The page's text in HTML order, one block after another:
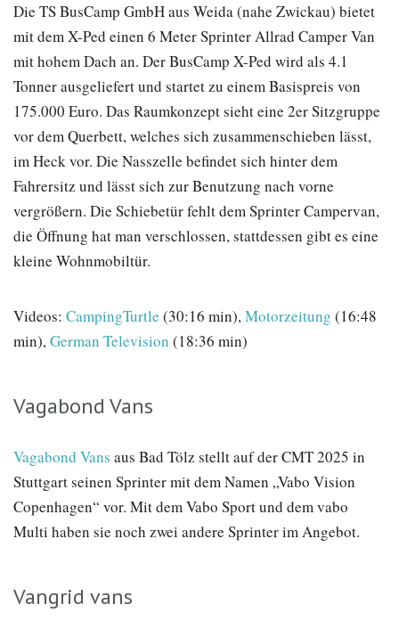
Die TS BusCamp GmbH aus Weida (nahe Zwickau) bietet
mit dem X-Ped einen 6 Meter Sprinter Allrad Camper Van
mit hohem Dach an. Der BusCamp X-Ped wird als 4.1
Tonner ausgeliefert und startet zu einem Basispreis von
175.000 Euro. Das Raumkonzept sieht eine 2er Sitzgruppe
vor dem Querbett, welches sich zusammenschieben lässt,
im Heck vor. Die Nasszelle befindet sich hinter dem
Fahrersitz und lässt sich zur Benutzung nach vorne
vergrößern. Die Schiebetür fehlt dem Sprinter Campervan,
die Öffnung hat man verschlossen, stattdessen gibt es eine
kleine Wohnmobiltür.
Videos: CampingTurtle (30:16 min),Motorzeitung (16:48
min),German Television (18:36 min)
Vagabond Vans
Vagabond Vans aus Bad Tölz stellt auf der CMT 2025 in
Stuttgart seinen Sprinter mit dem Namen „Vabo Vision
Copenhagen“ vor. Mit dem Vabo Sport und dem vabo
Multi haben sie noch zwei andere Sprinter im Angebot.
Vangrid vans